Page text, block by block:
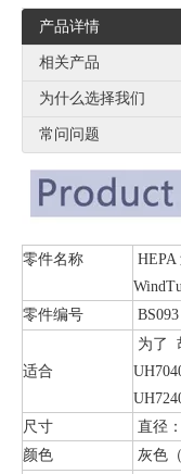
产品详情
相关产品
为什么选择我们
常问问题
零件名称
零件编号 BS093
适合
为了
尺寸 直径
颜色 灰色